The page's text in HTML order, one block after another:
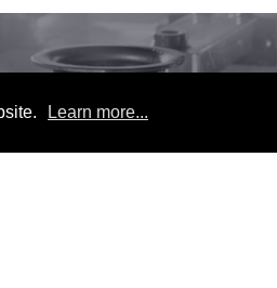
解決沖壓相關問題
Learn more...